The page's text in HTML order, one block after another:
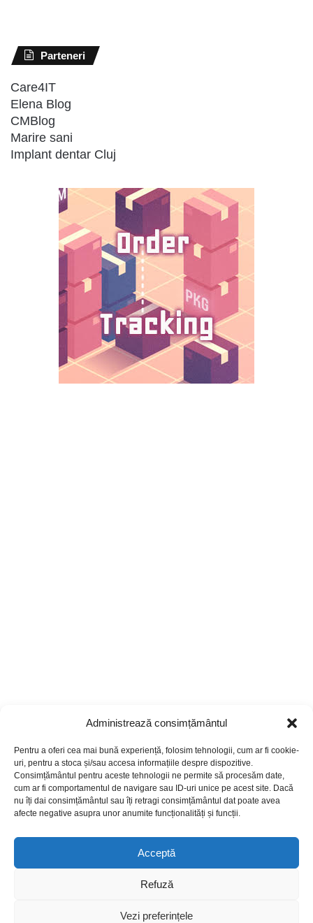
Administrează consimțământul
Pentru a oferi cea mai bună experiență, folosim tehnologii, cum ar fi cookie-
uri, pentru a stoca și/sau accesa informațiile despre dispozitive.
Consimțământul pentru aceste tehnologii ne permite să procesăm date,
cum ar fi comportamentul de navigare sau ID-uri unice pe acest site. Dacă
nu îți dai consimțământul sau îți retragi consimțământul dat poate avea
afecte negative asupra unor anumite funcționalități și funcții.
Acceptă
Refuză
Vezi preferințele
Parteneri
Care4IT
Elena Blog
CMBlog
Marire sani
Implant dentar Cluj
© Copyright 2026, All Rights Reserved |CM Blog